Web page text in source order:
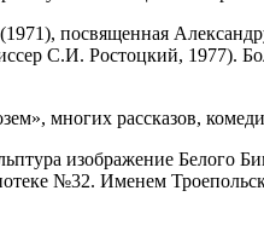
посвященная
С.И. Ростоцкий, 1977).
многих рассказов,
изображение Белого
№32. Именем